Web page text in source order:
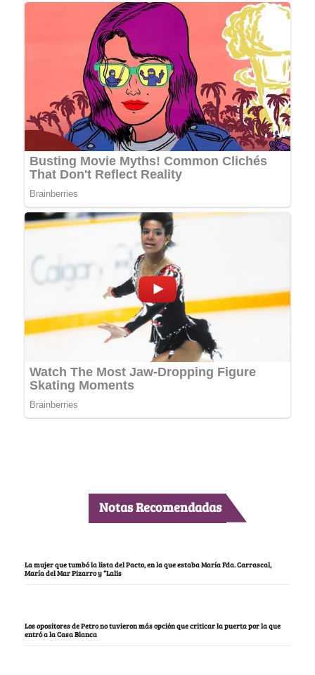
Notas Recomendadas
La mujer que tumbó la lista del Pacto, en la que estaba María Fda. Carrascal,
María del Mar Pizarro y “Lalis
Los opositores de Petro no tuvieron más opción que criticar la puerta por la que
entró a la Casa Blanca